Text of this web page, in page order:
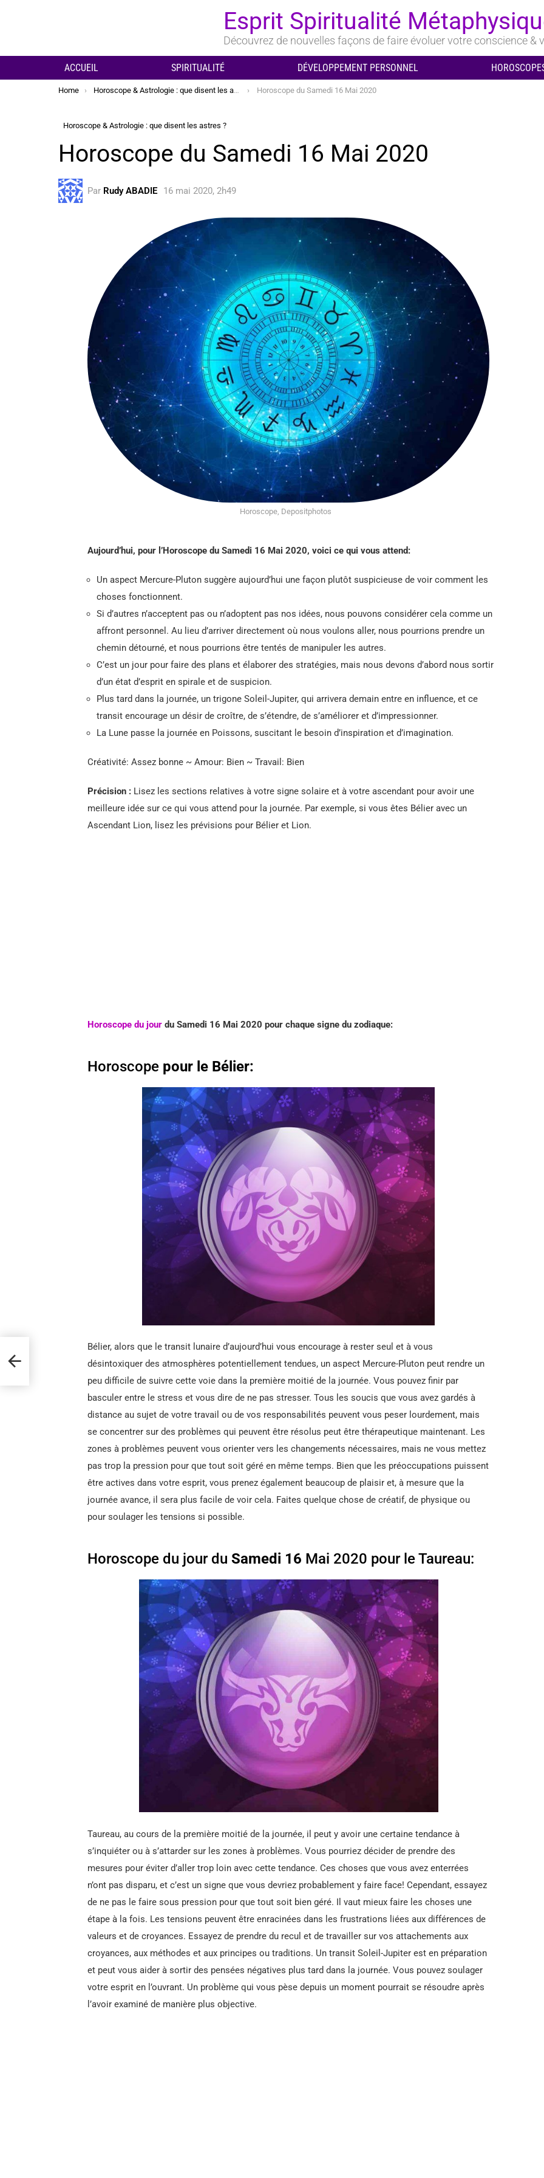
Esprit Spiritualité
Découvrez de nouvelles façons de faire évoluer votre conscience &
ACCUEIL SPIRITUALITÉ DÉVELOPPEMENT PERSONNEL
You are here:
Home Horoscope & Astrologie : que disent les astres ? Horoscope du Samedi 16 Mai 2020
Horoscope & Astrologie : que disent les astres ?
Horoscope du Samedi 16 Mai 2020
Par Rudy ABADIE 16 mai 2020, 2h49
Horoscope, Depositphotos
Aujourd’hui, pour l’Horoscope du Samedi 16 Mai 2020, voici ce qui vous attend:
Un aspect Mercure-Pluton suggère aujourd’hui une façon plutôt suspicieuse de voir comment les
choses fonctionnent.
Si d’autres n’acceptent pas ou n’adoptent pas nos idées, nous pouvons considérer cela comme un
affront personnel. Au lieu d’arriver directement où nous voulons aller, nous pourrions prendre un
chemin détourné, et nous pourrions être tentés de manipuler les autres.
C’est un jour pour faire des plans et élaborer des stratégies, mais nous devons d’abord nous sortir
d’un état d’esprit en spirale et de suspicion.
Plus tard dans la journée, un trigone Soleil-Jupiter, qui arrivera demain entre en influence, et ce
transit encourage un désir de croître, de s’étendre, de s’améliorer et d’impressionner.
La Lune passe la journée en Poissons, suscitant le besoin d’inspiration et d’imagination.
Créativité: Assez bonne ~ Amour: Bien ~ Travail: Bien
Précision : Lisez les sections relatives à votre signe solaire et à votre ascendant pour avoir une
meilleure idée sur ce qui vous attend pour la journée. Par exemple, si vous êtes Bélier avec un
Ascendant Lion, lisez les prévisions pour Bélier et Lion.
Horoscope du jour du Samedi 16 Mai 2020 pour chaque signe du zodiaque:
Horoscope pour le Bélier:
Bélier, alors que le transit lunaire d’aujourd’hui vous encourage à rester seul et à vous
désintoxiquer des atmosphères potentiellement tendues, un aspect Mercure-Pluton peut rendre un
peu difficile de suivre cette voie dans la première moitié de la journée. Vous pouvez finir par
basculer entre le stress et vous dire de ne pas stresser. Tous les soucis que vous avez gardés à
distance au sujet de votre travail ou de vos responsabilités peuvent vous peser lourdement, mais
se concentrer sur des problèmes qui peuvent être résolus peut être thérapeutique maintenant. Les
zones à problèmes peuvent vous orienter vers les changements nécessaires, mais ne vous mettez
pas trop la pression pour que tout soit géré en même temps. Bien que les préoccupations puissent
être actives dans votre esprit, vous prenez également beaucoup de plaisir et, à mesure que la
journée avance, il sera plus facile de voir cela. Faites quelque chose de créatif, de physique ou
pour soulager les tensions si possible.
Horoscope du jour du Samedi 16 Mai 2020 pour le Taureau:
Taureau, au cours de la première moitié de la journée, il peut y avoir une certaine tendance à
s’inquiéter ou à s’attarder sur les zones à problèmes. Vous pourriez décider de prendre des
mesures pour éviter d’aller trop loin avec cette tendance. Ces choses que vous avez enterrées
n’ont pas disparu, et c’est un signe que vous devriez probablement y faire face! Cependant, essayez
de ne pas le faire sous pression pour que tout soit bien géré. Il vaut mieux faire les choses une
étape à la fois. Les tensions peuvent être enracinées dans les frustrations liées aux différences de
valeurs et de croyances. Essayez de prendre du recul et de travailler sur vos attachements aux
croyances, aux méthodes et aux principes ou traditions. Un transit Soleil-Jupiter est en préparation
et peut vous aider à sortir des pensées négatives plus tard dans la journée. Vous pouvez soulager
votre esprit en l’ouvrant. Un problème qui vous pèse depuis un moment pourrait se résoudre après
l’avoir examiné de manière plus objective.